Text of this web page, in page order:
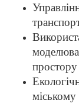
простору
міському